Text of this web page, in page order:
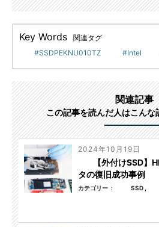
Key Words
関連タグ
SSDPEKNU010TZ
Intel
関連記事
この記事を読んだ人はこんな
2024年10月19日
【外付けSSD】
タの復旧成功事例
カテゴリー SSD